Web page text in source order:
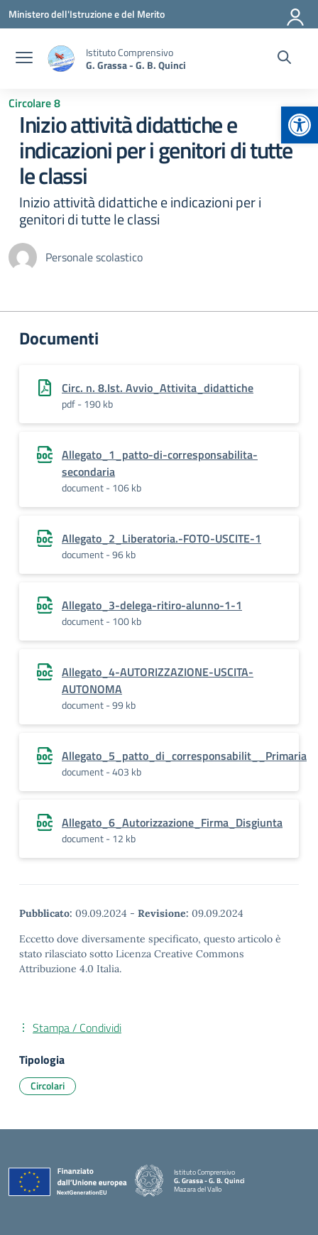
Vai ai contenuti
Vai al menu di navigazione
Vai al footer
Ministero dell'Istruzione e del Merito
Istituto Comprensivo
G. Grassa - G. B. Quinci
Circolare 8
Inizio attività didattiche e
indicazioni per i genitori di tutte
le classi
Inizio attività didattiche e indicazioni per i
genitori di tutte le classi
Personale scolastico
Documenti
Circ. n. 8.Ist. Avvio_Attivita_didattiche
pdf - 190 kb
Allegato_1_patto-di-corresponsabilita-
secondaria
document - 106 kb
Allegato_2_Liberatoria.-FOTO-USCITE-1
document - 96 kb
Allegato_3-delega-ritiro-alunno-1-1
document - 100 kb
Allegato_4-AUTORIZZAZIONE-USCITA-
AUTONOMA
document - 99 kb
Allegato_5_patto_di_corresponsabilit__Primaria
document - 403 kb
Allegato_6_Autorizzazione_Firma_Disgiunta
document - 12 kb
Pubblicato: 09.09.2024 - Revisione: 09.09.2024
Eccetto dove diversamente specificato, questo articolo è
stato rilasciato sotto Licenza Creative Commons
Attribuzione 4.0 Italia.
Stampa / Condividi
Tipologia
Circolari
Istituto Comprensivo
G. Grassa - G. B. Quinci
Mazara del Vallo